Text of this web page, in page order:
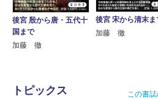
後宮 殷から唐・五代十
国まで
加藤 徹
後宮 宋から清末ま
加藤 徹
トピックス この書